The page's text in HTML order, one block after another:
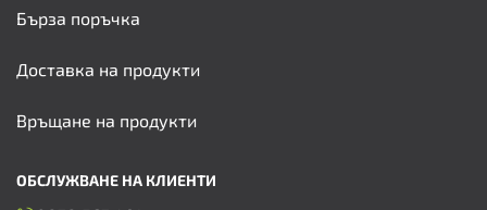
Бърза поръчка
Доставка на продукти
Връщане на продукти
ОБСЛУЖВАНЕ НА КЛИЕНТИ